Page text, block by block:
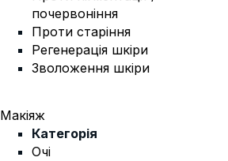
почервоніння
Проти старіння
Регенерація шкіри
Зволоження шкіри
Макіяж
Категорія
Очі